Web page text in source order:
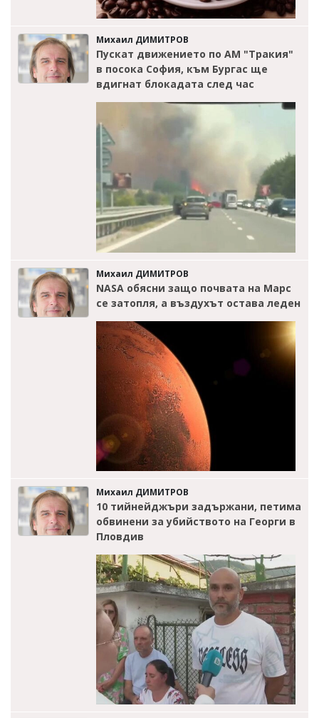
Михаил ДИМИТРОВ
Пускат движението по АМ "Тракия"
в посока София, към Бургас ще
вдигнат блокадата след час
Михаил ДИМИТРОВ
NASA обясни защо почвата на Марс
се затопля, а въздухът остава леден
Михаил ДИМИТРОВ
10 тийнейджъри задържани, петима
обвинени за убийството на Георги в
Пловдив